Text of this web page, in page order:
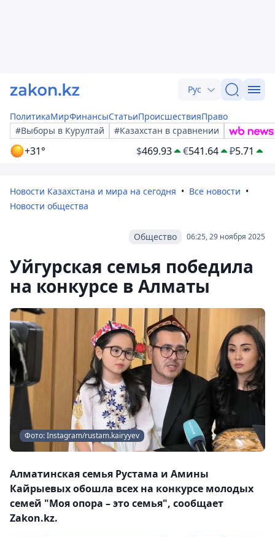
Рус
ПолитикаМирФинансыСтатьиПроисшествияПраво
#Выборы в Курултай
#Казахстан в сравнении
+31° $469.93 €541.64 ₽5.71
Новости Казахстана и мира на сегодня
Все новости
Новости общества
06:25, 29 ноября 2025
Общество
Уйгурская семья победила
на конкурсе в Алматы
Фото: Instagram/rustam.kairyyev
Алматинская семья Рустама и Амины
Кайрыевых обошла всех на конкурсе молодых
семей "Моя опора – это семья", сообщает
Zakon.kz.